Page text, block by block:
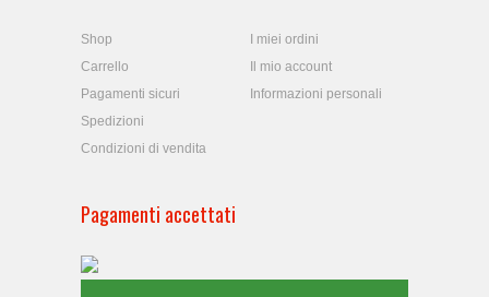
Shop
Carrello
Pagamenti sicuri
Spedizioni
Condizioni di vendita
I miei ordini
Il mio account
Informazioni personali
Pagamenti accettati